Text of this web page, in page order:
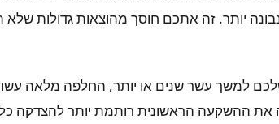
יותר. זה אתכם חוסך מהוצאות גדולות שלא
למשך עשר שנים או יותר, החלפה מלאה
את ההשקעה הראשונית רותמת יותר להצדקה